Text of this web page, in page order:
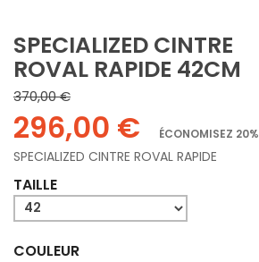
SPECIALIZED CINTRE
ROVAL RAPIDE 42CM
370,00 €
296,00 € ÉCONOMISEZ 20%
SPECIALIZED CINTRE ROVAL RAPIDE
TAILLE
COULEUR